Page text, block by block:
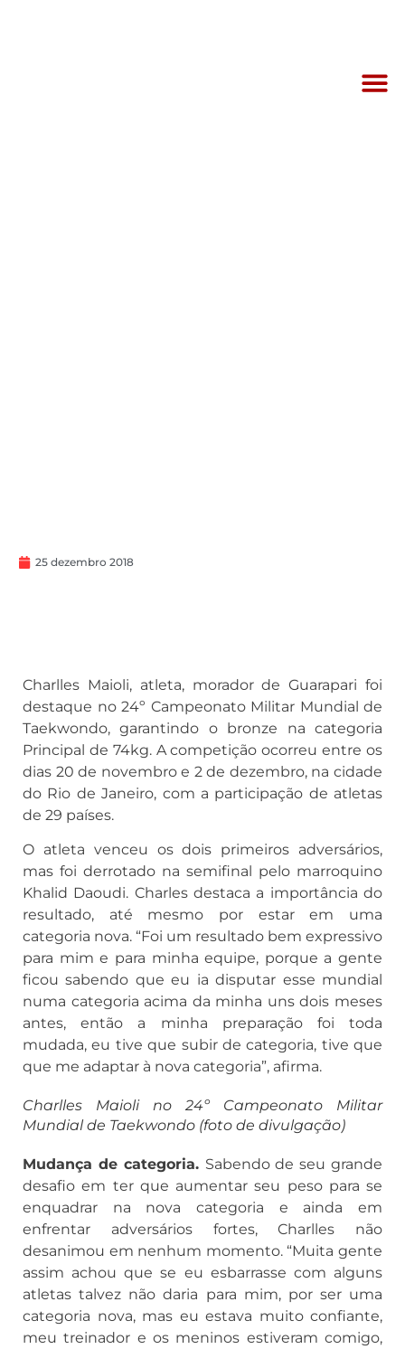
25 dezembro 2018
Charlles Maioli, atleta, morador de Guarapari foi
destaque no 24º Campeonato Militar Mundial de
Taekwondo, garantindo o bronze na categoria
Principal de 74kg. A competição ocorreu entre os
dias 20 de novembro e 2 de dezembro, na cidade
do Rio de Janeiro, com a participação de atletas
de 29 países.
O atleta venceu os dois primeiros adversários,
mas foi derrotado na semifinal pelo marroquino
Khalid Daoudi. Charles destaca a importância do
resultado, até mesmo por estar em uma
categoria nova. “Foi um resultado bem expressivo
para mim e para minha equipe, porque a gente
ficou sabendo que eu ia disputar esse mundial
numa categoria acima da minha uns dois meses
antes, então a minha preparação foi toda
mudada, eu tive que subir de categoria, tive que
que me adaptar à nova categoria”, afirma.
Charlles Maioli no 24º Campeonato Militar
Mundial de Taekwondo (foto de divulgação)
Mudança de categoria. Sabendo de seu grande
desafio em ter que aumentar seu peso para se
enquadrar na nova categoria e ainda em
enfrentar adversários fortes, Charlles não
desanimou em nenhum momento. “Muita gente
assim achou que se eu esbarrasse com alguns
atletas talvez não daria para mim, por ser uma
categoria nova, mas eu estava muito confiante,
meu treinador e os meninos estiveram comigo,